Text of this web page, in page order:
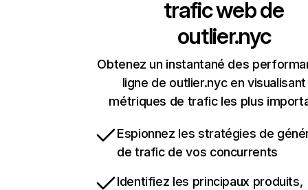
trafic web de
outlier.nyc
Obtenez un instantané des
ligne de outlier.nyc en
métriques de trafic les plus
Espionnez les stratégies de
de trafic de vos concurrents
Identifiez les principaux produits,